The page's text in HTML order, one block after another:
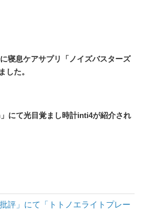
寝息ケアサプリ「ノイズバスターズ
した。
にて光目覚まし時計inti4が紹介され
評」にて「トトノエライトプレー